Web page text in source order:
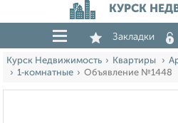
КУРСК
Закладки
Курск Недвижимость Квартиры
1‑комнатные
Объявление №1448